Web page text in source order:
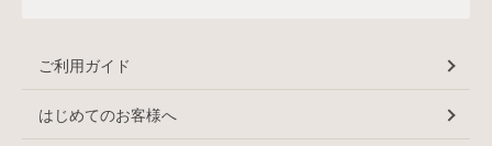
ご利用ガイド
はじめてのお客様へ